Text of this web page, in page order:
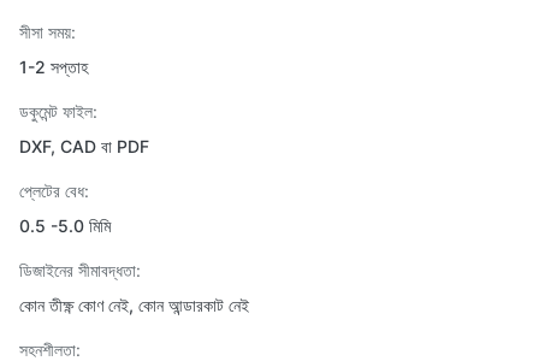
সীসা সময়:
1-2 সপ্তাহ
ডকুমেন্ট ফাইল:
DXF, CAD বা PDF
প্লেটের বেধ:
0.5 -5.0 মিমি
ডিজাইনের সীমাবদ্ধতা:
কোন তীক্ষ্ণ কোণ নেই, কোন আন্ডারকাট নেই
সহনশীলতা: